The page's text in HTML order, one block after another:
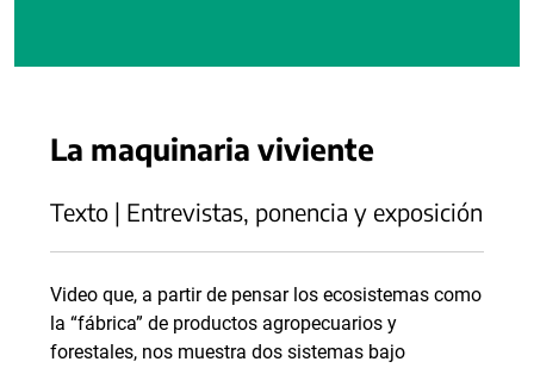
La maquinaria viviente
Texto | Entrevistas, ponencia y exposición
Video que, a partir de pensar los ecosistemas como
la “fábrica” de productos agropecuarios y
forestales, nos muestra dos sistemas bajo